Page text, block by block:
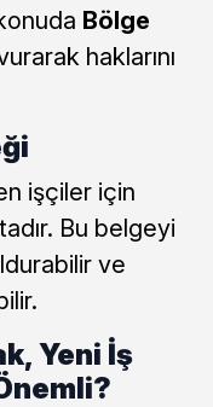
Bölge
haklarını
işçiler için
Bu belgeyi
ve
Yeni İş